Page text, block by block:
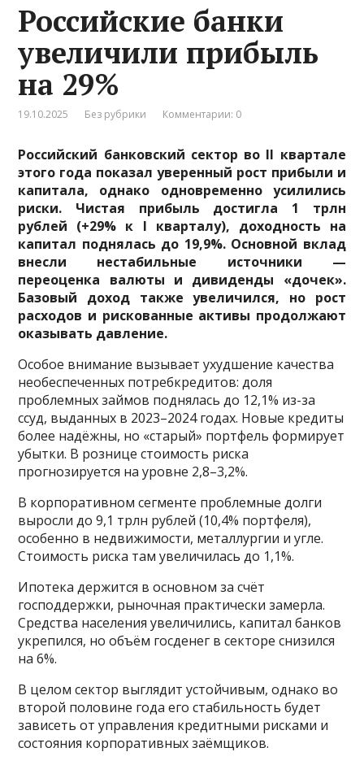
Российские банки
увеличили прибыль
на 29%
19.10.2025 Без рубрики Комментарии: 0
Российский банковский сектор во II квартале
этого года показал уверенный рост прибыли и
капитала, однако одновременно усилились
риски. Чистая прибыль достигла 1 трлн
рублей (+29% к I кварталу), доходность на
капитал поднялась до 19,9%. Основной вклад
внесли нестабильные источники —
переоценка валюты и дивиденды «дочек».
Базовый доход также увеличился, но рост
расходов и рискованные активы продолжают
оказывать давление.
Особое внимание вызывает ухудшение качества
необеспеченных потребкредитов: доля
проблемных займов поднялась до 12,1% из-за
ссуд, выданных в 2023–2024 годах. Новые кредиты
более надёжны, но «старый» портфель формирует
убытки. В рознице стоимость риска
прогнозируется на уровне 2,8–3,2%.
В корпоративном сегменте проблемные долги
выросли до 9,1 трлн рублей (10,4% портфеля),
особенно в недвижимости, металлургии и угле.
Стоимость риска там увеличилась до 1,1%.
Ипотека держится в основном за счёт
господдержки, рыночная практически замерла.
Средства населения увеличились, капитал банков
укрепился, но объём госденег в секторе снизился
на 6%.
В целом сектор выглядит устойчивым, однако во
второй половине года его стабильность будет
зависеть от управления кредитными рисками и
состояния корпоративных заёмщиков.